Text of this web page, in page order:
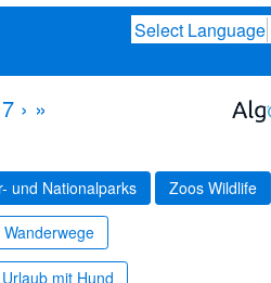
Select Language
7 › »
und Nationalparks Zoos Wildlife
Urlaub mit Hund